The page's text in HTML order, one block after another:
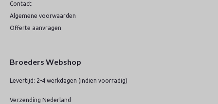
Contact
Algemene voorwaarden
Offerte aanvragen
Broeders Webshop
Levertijd: 2-4 werkdagen (indien voorradig)
Verzending Nederland